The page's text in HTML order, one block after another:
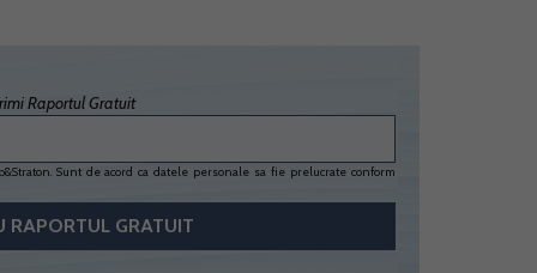
Raportul Gratuit
Sunt de acord ca datele personale sa fie prelucrate conform